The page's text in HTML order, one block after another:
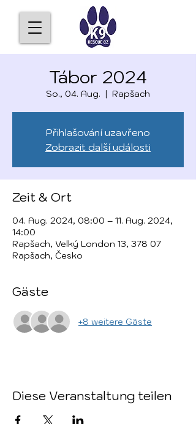
Tábor 2024
So., 04. Aug.
  |
Rapšach
Přihlašování uzavřeno
Zobrazit další události
Zeit & Ort
04. Aug. 2024, 08:00 – 11. Aug. 2024,
14:00
Rapšach, Velký London 13, 378 07
Rapšach, Česko
Gäste
+8 weitere Gäste
Diese Veranstaltung teilen